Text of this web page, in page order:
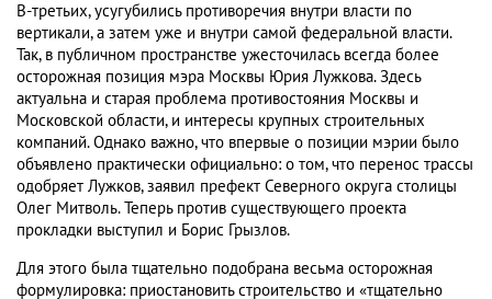
В-третьих, усугубились противоречия внутри власти по
вертикали, а затем уже и внутри самой федеральной власти.
Так, в публичном пространстве ужесточилась всегда более
осторожная позиция мэра Москвы Юрия Лужкова. Здесь
актуальна и старая проблема противостояния Москвы и
Московской области, и интересы крупных строительных
компаний. Однако важно, что впервые о позиции мэрии было
объявлено практически официально: о том, что перенос трассы
одобряет Лужков, заявил префект Северного округа столицы
Олег Митволь. Теперь против существующего проекта
прокладки выступил и Борис Грызлов.
Для этого была тщательно подобрана весьма осторожная
формулировка: приостановить строительство и «тщательно